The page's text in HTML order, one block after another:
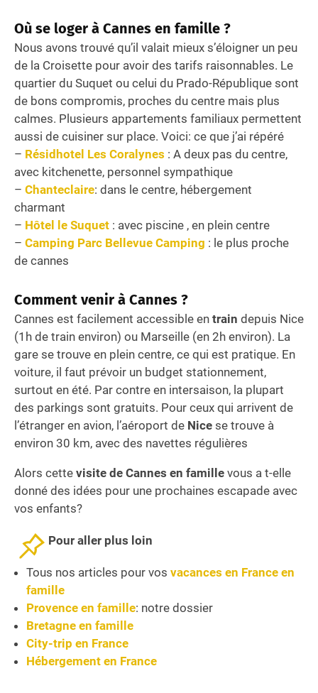
Où se loger à Cannes en famille ?
Nous avons trouvé qu’il valait mieux s’éloigner un peu
de la Croisette pour avoir des tarifs raisonnables. Le
quartier du Suquet ou celui du Prado-République sont
de bons compromis, proches du centre mais plus
calmes. Plusieurs appartements familiaux permettent
aussi de cuisiner sur place. Voici: ce que j’ai répéré
– Résidhotel Les Coralynes : A deux pas du centre,
avec kitchenette, personnel sympathique
– Chanteclaire: dans le centre, hébergement
charmant
– Hôtel le Suquet : avec piscine , en plein centre
– Camping Parc Bellevue Camping : le plus proche
de cannes
Comment venir à Cannes ?
Cannes est facilement accessible en train depuis Nice
(1h de train environ) ou Marseille (en 2h environ). La
gare se trouve en plein centre, ce qui est pratique. En
voiture, il faut prévoir un budget stationnement,
surtout en été. Par contre en intersaison, la plupart
des parkings sont gratuits. Pour ceux qui arrivent de
l’étranger en avion, l’aéroport de Nice se trouve à
environ 30 km, avec des navettes régulières
Alors cette visite de Cannes en famille vous a t-elle
donné des idées pour une prochaines escapade avec
vos enfants?
Pour aller plus loin
Tous nos articles pour vos vacances en France en
famille
Provence en famille: notre dossier
Bretagne en famille
City-trip en France
Hébergement en France